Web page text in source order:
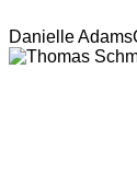
Danielle Adams